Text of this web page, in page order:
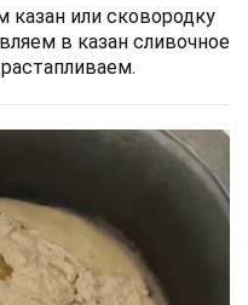
казан или сковородку
в казан сливочное